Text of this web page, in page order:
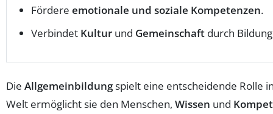
Fördere emotionale und soziale Kompetenzen.
Verbindet Kultur und Gemeinschaft durch
Die Allgemeinbildungspielt eine entscheidende Rolle
Welt ermöglicht sie den Menschen, Wissen und